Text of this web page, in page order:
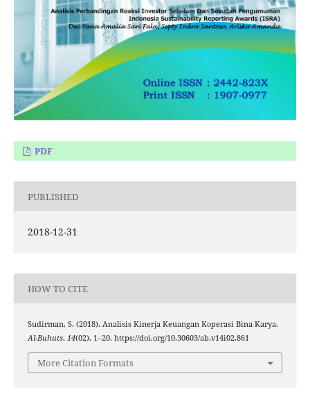
PDF
PUBLISHED
2018-12-31
HOW TO CITE
Sudirman, S. (2018). Analisis Kinerja Keuangan Koperasi Bina Karya.
Al-Buhuts, 14(02), 1–20. https://doi.org/10.30603/ab.v14i02.861
More Citation Formats